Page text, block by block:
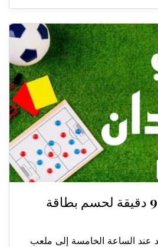
ديربي الشمال 90 دقيقة لحسم بطاقة
عند الساعة الخامسة إلى ملعب